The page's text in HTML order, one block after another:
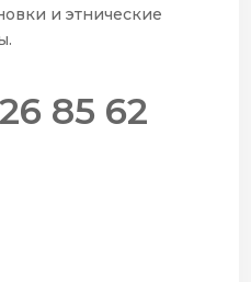
и этнические
85 62